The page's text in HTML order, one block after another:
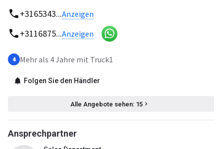
+3165343...Anzeigen
+3116875...Anzeigen
4 Mehr als 4 Jahre mit Truck1
Folgen Sie den Händler
Alle Angebote sehen: 15
Ansprechpartner